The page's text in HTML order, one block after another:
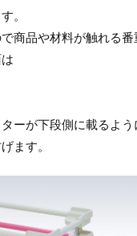
。
商品や材料が触れる番
ーが下段側に載るよう
ます。